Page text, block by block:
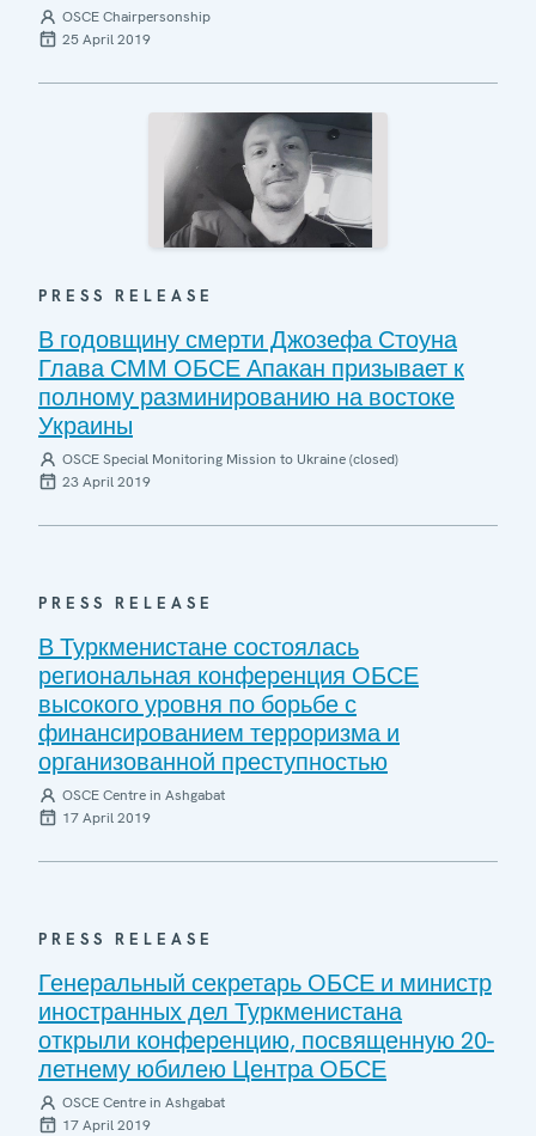
OSCE Chairpersonship
25 April 2019
PRESS RELEASE
В годовщину смерти Джозефа Стоуна
Глава СММ ОБСЕ Апакан призывает к
полному разминированию на востоке
Украины
OSCE Special Monitoring Mission to Ukraine (closed)
23 April 2019
PRESS RELEASE
В Туркменистане состоялась
региональная конференция ОБСЕ
высокого уровня по борьбе с
финансированием терроризма и
организованной преступностью
OSCE Centre in Ashgabat
17 April 2019
PRESS RELEASE
Генеральный секретарь ОБСЕ и министр
иностранных дел Туркменистана
открыли конференцию, посвященную 20-
летнему юбилею Центра ОБСЕ
OSCE Centre in Ashgabat
17 April 2019